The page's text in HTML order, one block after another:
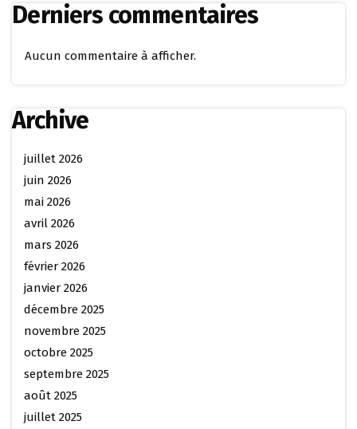
Derniers commentaires
Aucun commentaire à afficher.
Archive
juillet 2026
juin 2026
mai 2026
avril 2026
mars 2026
février 2026
janvier 2026
décembre 2025
novembre 2025
octobre 2025
septembre 2025
août 2025
juillet 2025